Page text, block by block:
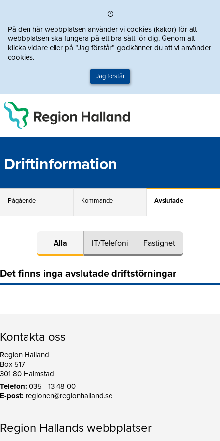
På den här webbplatsen använder vi cookies (kakor) för att
webbplatsen ska fungera på ett bra sätt för dig. Genom att
klicka vidare eller på ”Jag förstår” godkänner du att vi använder
cookies.
Jag förstår
Driftinformation
Pågående Kommande Avslutade
Alla IT/Telefoni Fastighet
Det finns inga avslutade driftstörningar
Kontakta oss
Region Halland
Box 517
301 80 Halmstad
Telefon: 035 - 13 48 00
E-post: regionen@regionhalland.se
Region Hallands webbplatser